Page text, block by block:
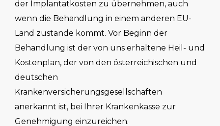
der Implantatkosten zu übernehmen, auch
wenn die Behandlung in einem anderen EU-
Land zustande kommt. Vor Beginn der
Behandlung ist der von uns erhaltene Heil- und
Kostenplan, der von den österreichischen und
deutschen
Krankenversicherungsgesellschaften
anerkannt ist, bei Ihrer Krankenkasse zur
Genehmigung einzureichen.